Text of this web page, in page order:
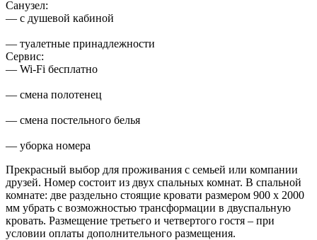
Санузел:
— с душевой кабиной
— туалетные принадлежности
Сервис:
— Wi-Fi бесплатно
— смена полотенец
— смена постельного белья
— уборка номера
Прекрасный выбор для проживания с семьей или компании
друзей. Номер состоит из двух спальных комнат. В спальной
комнате: две раздельно стоящие кровати размером 900 х 2000
мм убрать с возможностью трансформации в двуспальную
кровать. Размещение третьего и четвертого гостя – при
условии оплаты дополнительного размещения.